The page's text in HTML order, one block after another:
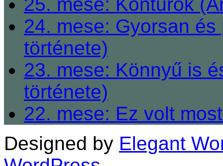
24. mese: Gyorsan
története)
23. mese: Könnyű is
története)
22. mese: Ez volt
Designed by Elegant